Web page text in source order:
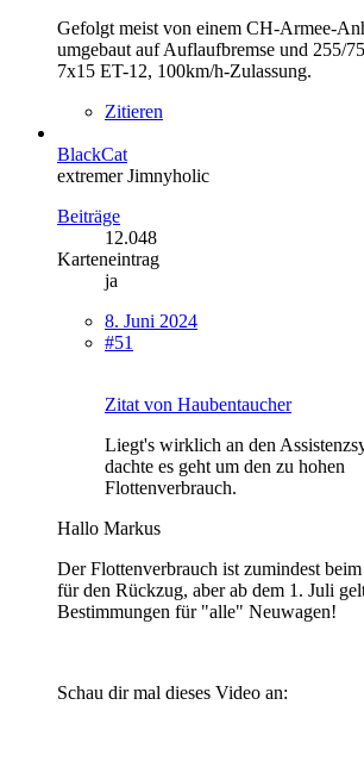
Gefolgt meist von einem CH-Armee-
umgebaut auf Auflaufbremse und 255/
7x15 ET-12, 100km/h-Zulassung.
Zitieren
BlackCat
extremer Jimnyholic
Beiträge
12.048
Karteneintrag
ja
8. Juni 2024
#51
Zitat von Haubentaucher
Liegt's wirklich an den
dachte es geht um den zu hohen
Flottenverbrauch.
Hallo Markus
Der Flottenverbrauch ist zumindest
für den Rückzug, aber ab dem 1. Juli
Bestimmungen für "alle" Neuwagen!
Schau dir mal dieses Video an: